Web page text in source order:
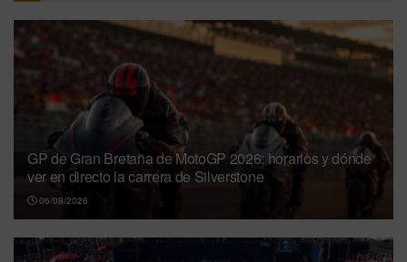
GP de Gran Bretaña de MotoGP 2026: horarios y dónde
ver en directo la carrera de Silverstone
06/08/2026